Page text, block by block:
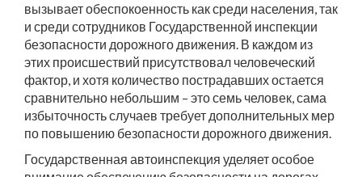
вызывает обеспокоенность как среди населения, так
и среди сотрудников Государственной инспекции
безопасности дорожного движения. В каждом из
этих происшествий присутствовал человеческий
фактор, и хотя количество пострадавших остается
сравнительно небольшим – это семь человек, сама
избыточность случаев требует дополнительных мер
по повышению безопасности дорожного движения.
Государственная автоинспекция уделяет особое